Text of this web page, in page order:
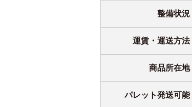
整備状況
運賃・運送方法
商品所在地
パレット発送可能